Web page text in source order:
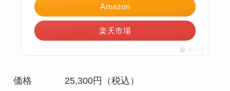
Amazon
楽天市場
ポチップ
価格 25,300円（税込）